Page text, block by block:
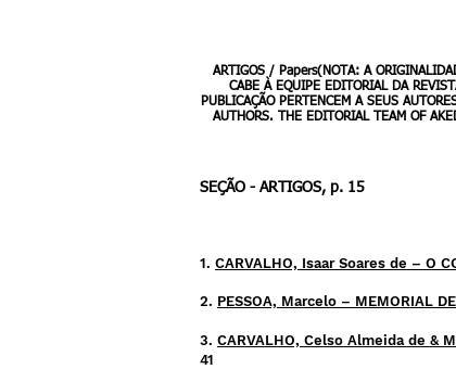
ARTIGOS / Papers(NOTA: A
CABE À EQUIPE EDITORIAL DA
PUBLICAÇÃO PERTENCEM A SEUS
AUTHORS. THE EDITORIAL TEAM OF
SEÇÃO - ARTIGOS, p. 15
1. CARVALHO, Isaar Soares de – O
2. PESSOA, Marcelo – MEMORIAL
3. CARVALHO, Celso Almeida de &
41